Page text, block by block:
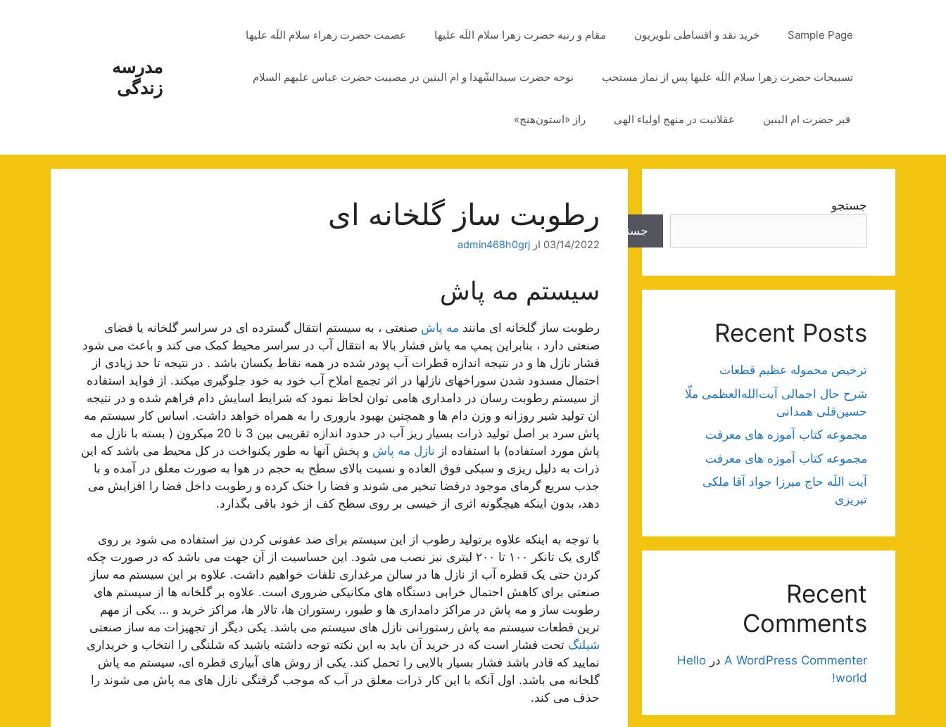
مدرسه
زندگی
Sample Page خرید نقد و اقساطی تلویزیون مقام و رتبه حضرت زهرا سلام اللَه علیها عصمت حضرت زهراء سلام اللَه علیها
تسبیحات حضرت زهرا سلام اللَه علیها پس از نماز مستحب نوحه حضرت سیدالشّهدا و ام البنین در مصیبت حضرت عباس علیهم السلام
قبر حضرت ام البنین عقلانیت در منهج اولیاء الهی راز «استون‌هنج»
رطوبت ساز گلخانه ای
03/14/2022 از admin468h0grj
سیستم مه پاش
رطوبت ساز گلخانه ای مانند مه پاش صنعتی ، به سیستم انتقال گسترده ای در سراسر گلخانه یا فضای
صنعتی دارد ، بنابراین پمپ مه پاش فشار بالا به انتقال آب در سراسر محیط کمک می کند و باعث می شود
فشار نازل ها و در نتیجه اندازه قطرات آب پودر شده در همه نقاط یکسان باشد . در نتیجه تا حد زیادی از
احتمال مسدود شدن سوراخهای نازلها در اثر تجمع املاح آب خود به خود جلوگیری میکند. از فواید استفاده
از سیستم رطوبت رسان در دامداری هامی توان لحاظ نمود که شرایط اسایش دام فراهم شده و در نتیجه
ان تولید شیر روزانه و وزن دام ها و همچنین بهبود باروری را به همراه خواهد داشت. اساس کار سیستم مه
پاش سرد بر اصل تولید ذرات بسیار ریز آب در حدود اندازه تقریبی بین 3 تا 20 میکرون ( بسته با نازل مه
پاش مورد استفاده) با استفاده از نازل مه پاش و پخش آنها به طور یکنواخت در کل محیط می باشد که این
ذرات به دلیل ریزی و سبکی فوق العاده و نسبت بالای سطح به حجم در هوا به صورت معلق در آمده و با
جذب سریع گرمای موجود درفضا تبخیر می شوند و فضا را خنک کرده و رطوبت داخل فضا را افزایش می
دهد، بدون اینکه هیچگونه اثری از خیسی بر روی سطح کف از خود باقی بگذارد.
با توجه به اینکه علاوه برتولید رطوب از این سیستم برای ضد عفونی کردن نیز استفاده می شود بر روی
گاری یک تانکر ۱۰۰ تا ۲۰۰ لیتری نیز نصب می شود. این حساسیت از آن جهت می باشد که در صورت چکه
کردن حتی یک قطره آب از نازل ها در سالن مرغداری تلفات خواهیم داشت. علاوه بر این سیستم مه ساز
صنعتی برای کاهش احتمال خرابی دستگاه های مکانیکی ضروری است. علاوه بر گلخانه ها از سیستم های
رطوبت ساز و مه پاش در مراکز دامداری ها و طیور، رستوران ها، تالار ها، مراکز خرید و … یکی از مهم
ترین قطعات سیستم مه پاش رستورانی نازل های سیستم می باشد. یکی دیگر از تجهیزات مه ساز صنعتی
شیلنگ تحت فشار است که در خرید آن باید به این نکته توجه داشته باشید که شلنگی را انتخاب و خریداری
نمایید که قادر باشد فشار بسیار بالایی را تحمل کند. یکی از روش های آبیاری قطره ای، سیستم مه پاش
گلخانه می باشد. اول آنکه با این کار ذرات معلق در آب که موجب گرفتگی نازل های مه پاش می شوند را
حذف می کند.
جستجو
جستجو
Recent Posts
ترخیص محموله عظیم قطعات
شرح حال اجمالی آیت‌الله‌العظمی ملّا
حسین‌قلی همدانی
مجموعه کتاب آموزه های معرفت
مجموعه کتاب آموزه های معرفت
آیت اللَه حاج میرزا جواد آقا ملکی
تبریزی
Recent
Comments
A WordPress Commenter در Hello
world!